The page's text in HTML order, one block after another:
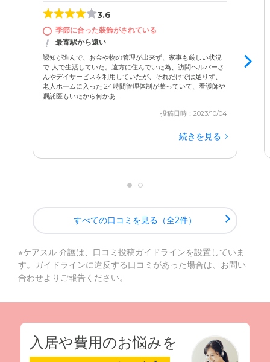
3.6
季節に合った装飾がされている
最寄駅から遠い
認知が進んで、お金や物の管理が出来ず、家事も厳しい状況
で1人で生活していた。遠方に住んでいた為、訪問ヘルパーさ
んやデイサービスを利用していたが、それだけでは足りず、
老人ホームに入った 24時間管理体制が整っていて、看護師や
嘱託医もいたから何かあ...
投稿日時：2023/10/04
続きを見る
すべての口コミを見る（全2件）
※ケアスル 介護は、 口コミ投稿ガイドラインを設置していま
す。ガイドラインに違反する口コミがあった場合は、お問い
合わせよりご報告ください。
入居や費用のお悩みを